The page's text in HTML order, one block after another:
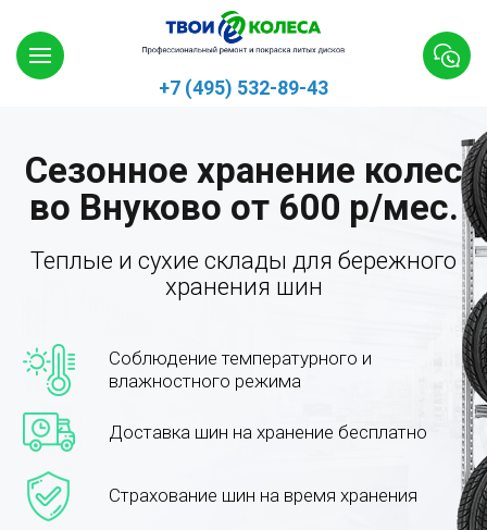
+7 (495) 532-89-43
Сезонное хранение колес
во Внуково от 600 р/мес.
Теплые и сухие склады для бережного
хранения шин
Соблюдение температурного и
влажностного режима
Доставка шин на хранение бесплатно
Страхование шин на время хранения